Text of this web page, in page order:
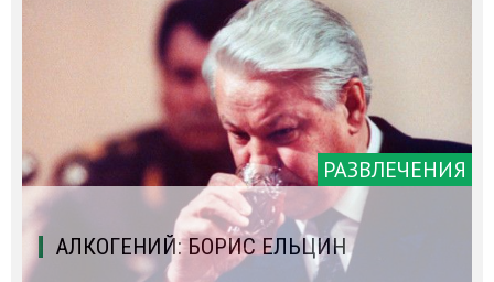
РАЗВЛЕЧЕНИЯ
АЛКОГЕНИЙ: БОРИС ЕЛЬЦИН